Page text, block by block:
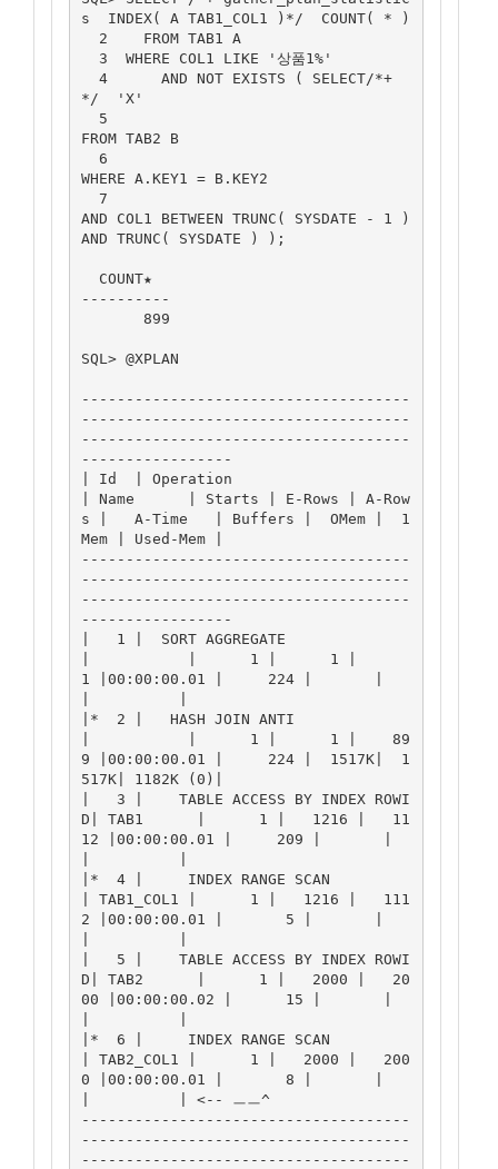
s  INDEX( A TAB1_COL1 )*/  COUNT( * )
*/  'X'
FROM TAB2 B
WHERE A.KEY1 = B.KEY2
AND COL1 BETWEEN TRUNC( SYSDATE - 1 )
AND TRUNC( SYSDATE ) );
----------
SQL> @XPLAN
-------------------------------------
-------------------------------------
-------------------------------------
-----------------
| Id  | Operation
| Name      | Starts | E-Rows | A-Row
s |   A-Time   | Buffers |  OMem |  1
Mem | Used-Mem |
-------------------------------------
-------------------------------------
-------------------------------------
-----------------
|   1 |  SORT AGGREGATE
|           |      1 |      1 |
1 |00:00:00.01 |     224 |       |
|*  2 |   HASH JOIN ANTI
|           |      1 |      1 |    89
9 |00:00:00.01 |     224 |  1517K|  1
517K| 1182K (0)|
|   3 |    TABLE ACCESS BY INDEX ROWI
D| TAB1      |      1 |   1216 |   11
12 |00:00:00.01 |     209 |       |
|*  4 |     INDEX RANGE SCAN
| TAB1_COL1 |      1 |   1216 |   111
2 |00:00:00.01 |       5 |       |
|   5 |    TABLE ACCESS BY INDEX ROWI
D| TAB2      |      1 |   2000 |   20
00 |00:00:00.02 |      15 |       |
|*  6 |     INDEX RANGE SCAN
| TAB2_COL1 |      1 |   2000 |   200
0 |00:00:00.01 |       8 |       |
|          | <-- ㅡㅡ^
-------------------------------------
-------------------------------------
-------------------------------------